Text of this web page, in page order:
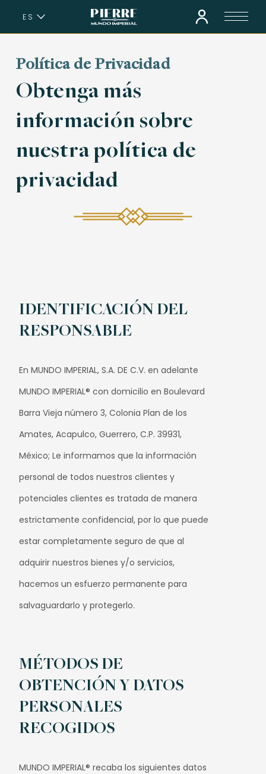
ES
EN
Política de Privacidad
Obtenga más
información sobre
nuestra política de
privacidad
IDENTIFICACIÓN DEL
RESPONSABLE
En MUNDO IMPERIAL, S.A. DE C.V. en adelante
MUNDO IMPERIAL® con domicilio en Boulevard
Barra Vieja número 3, Colonia Plan de los
Amates, Acapulco, Guerrero, C.P. 39931,
México; Le informamos que la información
personal de todos nuestros clientes y
potenciales clientes es tratada de manera
estrictamente confidencial, por lo que puede
estar completamente seguro de que al
adquirir nuestros bienes y/o servicios,
hacemos un esfuerzo permanente para
salvaguardarlo y protegerlo.
MÉTODOS DE
OBTENCIÓN Y DATOS
PERSONALES
RECOGIDOS
MUNDO IMPERIAL® recaba los siguientes datos